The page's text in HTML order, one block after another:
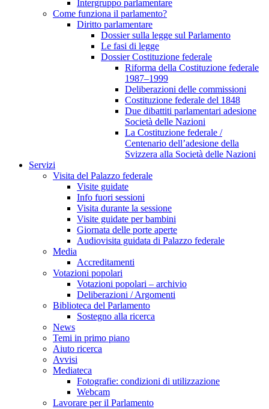
Intergruppo parlamentare
Come funziona il parlamento?
Diritto parlamentare
Dossier sulla legge sul Parlamento
Le fasi di legge
Dossier Costituzione federale
Riforma della Costituzione federale
1987–1999
Deliberazioni delle commissioni
Costituzione federale del 1848
Due dibattiti parlamentari adesione
Società delle Nazioni
La Costituzione federale /
Centenario dell’adesione della
Svizzera alla Società delle Nazioni
Servizi
Visita del Palazzo federale
Visite guidate
Info fuori sessioni
Visita durante la sessione
Visite guidate per bambini
Giornata delle porte aperte
Audiovisita guidata di Palazzo federale
Media
Accreditamenti
Votazioni popolari
Votazioni popolari – archivio
Deliberazioni / Argomenti
Biblioteca del Parlamento
Sostegno alla ricerca
News
Temi in primo piano
Aiuto ricerca
Avvisi
Mediateca
Fotografie: condizioni di utilizzazione
Webcam
Lavorare per il Parlamento